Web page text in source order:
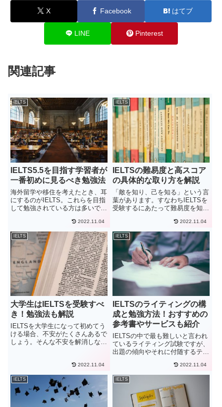
X Facebook はてブ
LINE Pinterest
関連記事
IELTS
IELTS5.5を目指す学習者が
一番初めに見るべき勉強法
海外留学や移住を考えたとき、耳
にするのがIELTS。これらを目指
して勉強されている方は多いでし
システムや、級のようにレベル分
けされてないことから目標が分か
りにくいですよね？IELTSはテス
トの知識がないと非常に...
2022.11.04
IELTS
IELTSの難易度と高スコア
の具体的な取り方を解説
「敵を知り、己を知る」という言
葉があります。すなわちIELTSを
受験するにあたって難易度を知
コアを取ることができるのかを知
るのは最重要と言えます。実際に
私は、これからここでお伝えして
いく点を実行したことによりo...
2022.11.04
IELTS
大学生はIELTSを受験すべ
き！勉強法も解説
IELTSを大学生になって初めてう
ける場合、不安がたくさんあるで
しょう。そんな不安を解消しない
伝えしていく点をしっかりと頭に
入れて、是非試験に臨んでみてく
ださい。大学生はIELTS...
2022.11.04
IELTS
IELTSのライティングの構
成と勉強方法！おすすめの
参考書やサービスも紹介
IELTSの中で最も難しいと言われ
ているライティング試験ですが、
出題の傾向やそれに付随するテン
を格段に下げることが可能です。
ライティング試験の具体的な対策
方法も解説しますので、ぜひ参考
にしてください。
2022.11.04
IELTS IELTS